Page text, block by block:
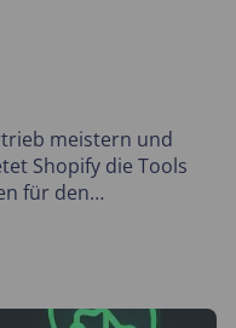
meistern und
Shopify die Tools
für den